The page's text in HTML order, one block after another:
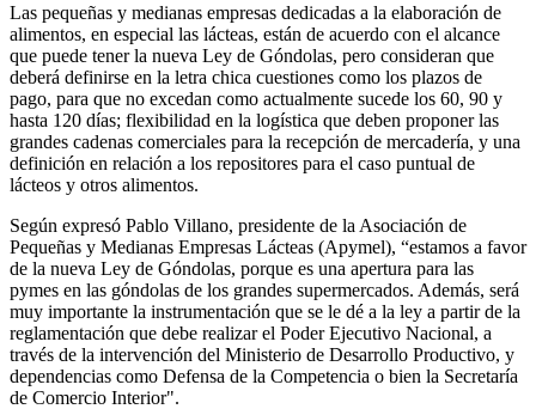
Las pequeñas y medianas empresas dedicadas a la elaboración de
alimentos, en especial las lácteas, están de acuerdo con el alcance
que puede tener la nueva Ley de Góndolas, pero consideran que
deberá definirse en la letra chica cuestiones como los plazos de
pago, para que no excedan como actualmente sucede los 60, 90 y
hasta 120 días; flexibilidad en la logística que deben proponer las
grandes cadenas comerciales para la recepción de mercadería, y una
definición en relación a los repositores para el caso puntual de
lácteos y otros alimentos.
Según expresó Pablo Villano, presidente de la Asociación de
Pequeñas y Medianas Empresas Lácteas (Apymel), “estamos a favor
de la nueva Ley de Góndolas, porque es una apertura para las
pymes en las góndolas de los grandes supermercados. Además, será
muy importante la instrumentación que se le dé a la ley a partir de la
reglamentación que debe realizar el Poder Ejecutivo Nacional, a
través de la intervención del Ministerio de Desarrollo Productivo, y
dependencias como Defensa de la Competencia o bien la Secretaría
de Comercio Interior".